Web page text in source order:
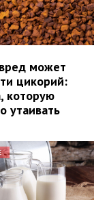
может
цикорий:
которую
утаивать